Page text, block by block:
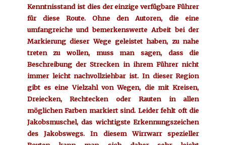
Kenntnisstand ist dies der einzige verfügbare Führer
für diese Route. Ohne den Autoren, die eine
umfangreiche und bemerkenswerte Arbeit bei der
Markierung dieser Wege geleistet haben, zu nahe
treten zu wollen, muss man sagen, dass die
Beschreibung der Strecken in ihrem Führer nicht
immer leicht nachvollziehbar ist. In dieser Region
gibt es eine Vielzahl von Wegen, die mit Kreisen,
Dreiecken, Rechtecken oder Rauten in allen
möglichen Farben markiert sind. Leider fehlt oft die
Jakobsmuschel, das wichtigste Erkennungszeichen
des Jakobswegs. In diesem Wirrwarr spezieller